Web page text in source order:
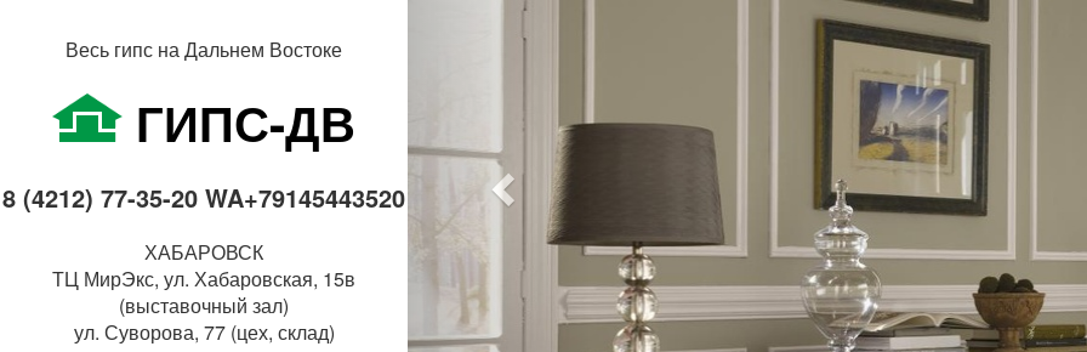
Весь гипс на Дальнем Востоке
ГИПС-ДВ
8 (4212) 77-35-20 WA+79145443520
ХАБАРОВСК
ТЦ МирЭкс, ул. Хабаровская, 15в
(выставочный зал)
ул. Суворова, 77 (цех, склад)
Пред